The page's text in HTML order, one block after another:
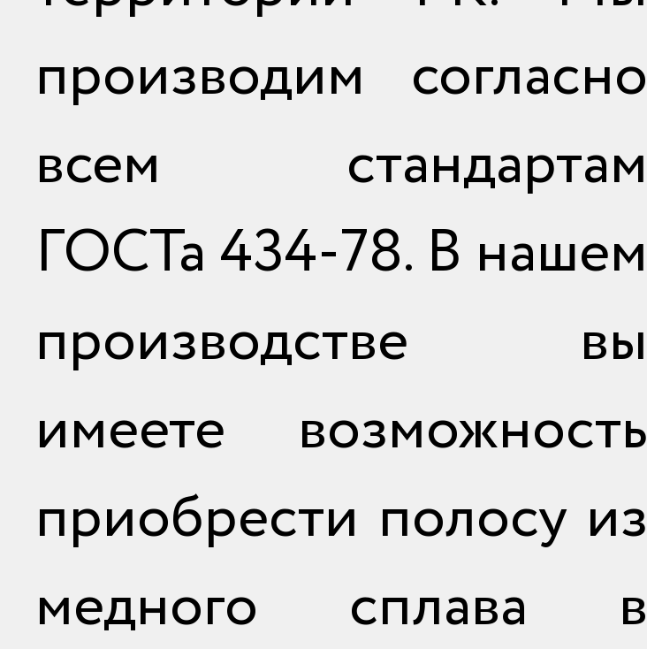
производим согласно
всем стандартам
ГОСТа 434-78. В нашем
производстве вы
имеете возможность
приобрести полосу из
медного сплава в